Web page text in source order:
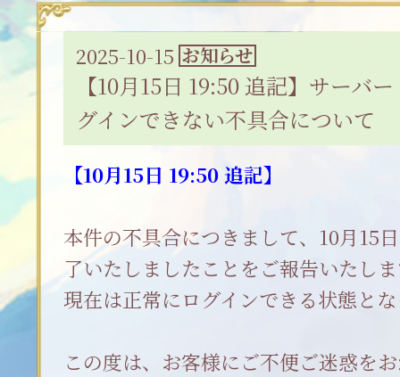
2025-10-15 お知らせ
【10月15日 19:50 追記】サーバ
グインできない不具合について
【10月15日 19:50 追記】
本件の不具合につきまして、10月15
了いたしましたことをご報告いたし
現在は正常にログインできる状態と
この度は、お客様にご不便ご迷惑を